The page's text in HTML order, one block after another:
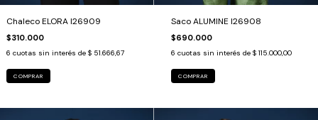
Chaleco ELORA I26909
$310.000
6 cuotas sin interés de $ 51.666,67
COMPRAR
Saco ALUMINE I26908
$690.000
6 cuotas sin interés de $ 115.000,00
COMPRAR